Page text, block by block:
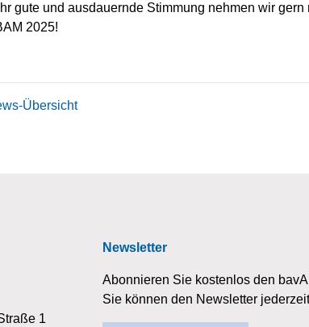
gute und ausdauernde Stimmung nehmen wir
2025!
Übersicht
1
Newsletter
Abonnieren Sie kostenlos den
Sie können den Newsletter